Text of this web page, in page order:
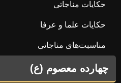
حکایات مناجاتی
حکایات علما و عرفا
مناسبت‌های مناجاتی
چهارده معصوم (ع)